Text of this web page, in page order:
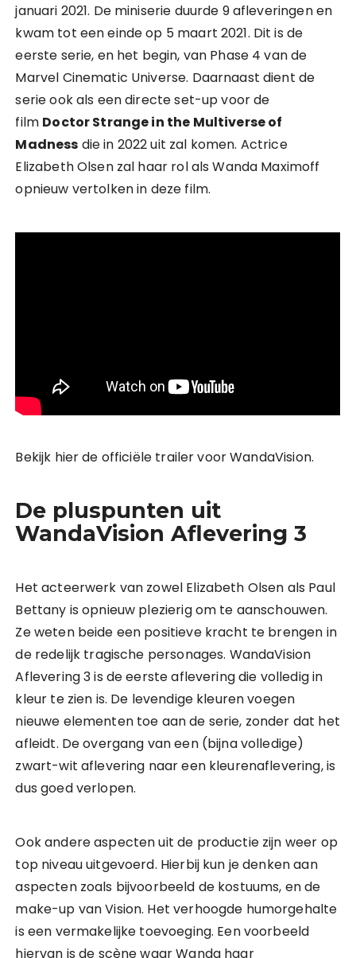
januari 2021. De miniserie duurde 9 afleveringen en
kwam tot een einde op 5 maart 2021. Dit is de
eerste serie, en het begin, van Phase 4 van de
Marvel Cinematic Universe. Daarnaast dient de
serie ook als een directe set-up voor de
film Doctor Strange in the Multiverse of
Madness die in 2022 uit zal komen. Actrice
Elizabeth Olsen zal haar rol als Wanda Maximoff
opnieuw vertolken in deze film.
Bekijk hier de officiële trailer voor WandaVision.
De pluspunten uit
WandaVision Aflevering 3
Het acteerwerk van zowel Elizabeth Olsen als Paul
Bettany is opnieuw plezierig om te aanschouwen.
Ze weten beide een positieve kracht te brengen in
de redelijk tragische personages. WandaVision
Aflevering 3 is de eerste aflevering die volledig in
kleur te zien is. De levendige kleuren voegen
nieuwe elementen toe aan de serie, zonder dat het
afleidt. De overgang van een (bijna volledige)
zwart-wit aflevering naar een kleurenaflevering, is
dus goed verlopen.
Ook andere aspecten uit de productie zijn weer op
top niveau uitgevoerd. Hierbij kun je denken aan
aspecten zoals bijvoorbeeld de kostuums, en de
make-up van Vision. Het verhoogde humorgehalte
is een vermakelijke toevoeging. Een voorbeeld
hiervan is de scène waar Wanda haar